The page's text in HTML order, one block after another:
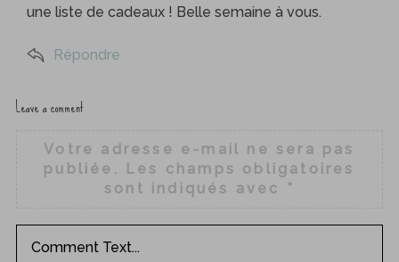
une liste de cadeaux ! Belle semaine à vous.
Répondre
L
Leave a comment
Votre adresse e-mail ne sera pas
publiée.
Les champs obligatoires
sont indiqués avec
*